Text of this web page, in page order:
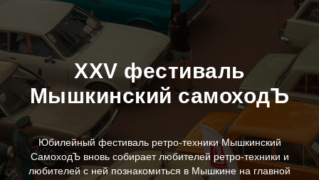
XXV фестиваль
Мышкинский самоходЪ
Юбилейный фестиваль ретро-техники Мышкинский
СамоходЪ вновь собирает любителей ретро-техники и
любителей с ней познакомиться в Мышкине на главной